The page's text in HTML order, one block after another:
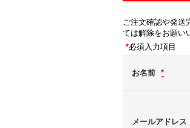
ご注文確認や発送
ては解除をお願い
*必須入力項目
お名前 *
メールアドレス